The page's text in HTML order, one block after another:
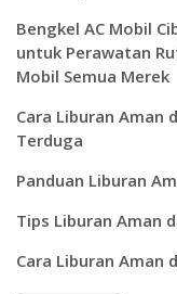
Bengkel AC Mobil
untuk Perawatan
Mobil Semua Merek
Cara Liburan Aman
Terduga
Panduan Liburan
Tips Liburan Aman
Cara Liburan Aman